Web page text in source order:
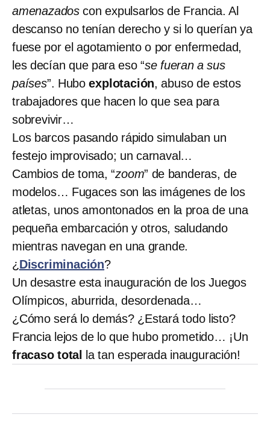
amenazadoscon expulsarlos de Francia. Al
descanso no tenían derecho y si lo querían ya
fuese por el agotamiento o por enfermedad,
les decían que para eso “se fueran a sus
países”. Huboexplotación, abuso de estos
trabajadores que hacen lo que sea para
sobrevivir…
Los barcos pasando rápido simulaban un
festejo improvisado; un carnaval…
Cambios de toma, “zoom” de banderas, de
modelos… Fugaces son las imágenes de los
atletas, unos amontonados en la proa de una
pequeña embarcación y otros, saludando
mientras navegan en una grande.
¿ Discriminación?
Un desastre esta inauguración de los Juegos
Olímpicos, aburrida, desordenada…
¿Cómo será lo demás? ¿Estará todo listo?
Francia lejos de lo que hubo prometido… ¡Un
fracaso total
la tan esperada inauguración!